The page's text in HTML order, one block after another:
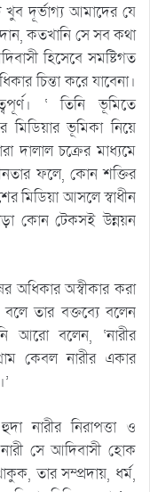
খুব দূর্ভাগ্য আমাদের যে
কতখানি সে সব কথা
হিসেবে সমষ্টিগত
চিন্তা করে যাবেনা।
‘ তিনি ভূমিতে
মিডিয়ার ভূমিকা নিয়ে
দালাল চক্রের মাধ্যমে
ফলে, কোন শক্তির
মিডিয়া আসলে স্বাধীন
কোন টেকসই উন্নয়ন
অধিকার অস্বীকার করা
বলে তার বক্তব্যে বলেন
আরো বলেন, ‘নারীর
কেবল নারীর একার
নারীর নিরাপত্তা ও
সে আদিবাসী হোক
তার সম্প্রদায়, ধর্ম,